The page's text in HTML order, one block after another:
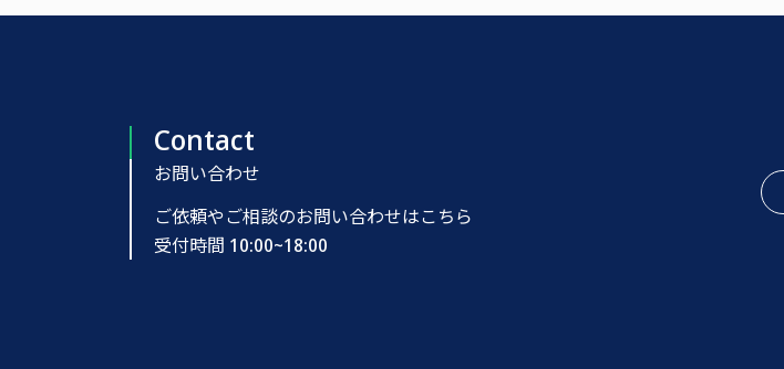
Contact
お問い合わせ
ご依頼やご相談のお問い合わせはこちら
受付時間 10:00~18:00